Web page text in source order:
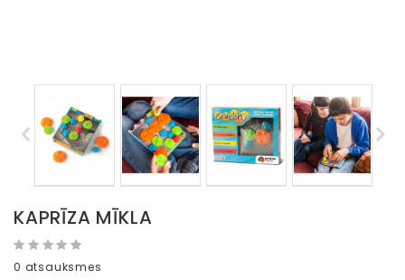
KAPRĪZA MĪKLA
0 atsauksmes